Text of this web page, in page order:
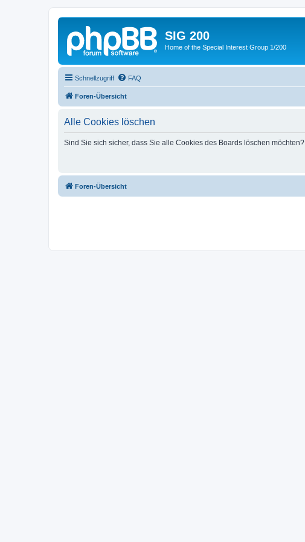
SIG 200
Home of the Special Interest Group 1/200
Schnellzugriff FAQ
Foren-Übersicht
Alle Cookies löschen
Sind Sie sich sicher, dass Sie alle Cookies des Boards löschen möchten?
Foren-Übersicht